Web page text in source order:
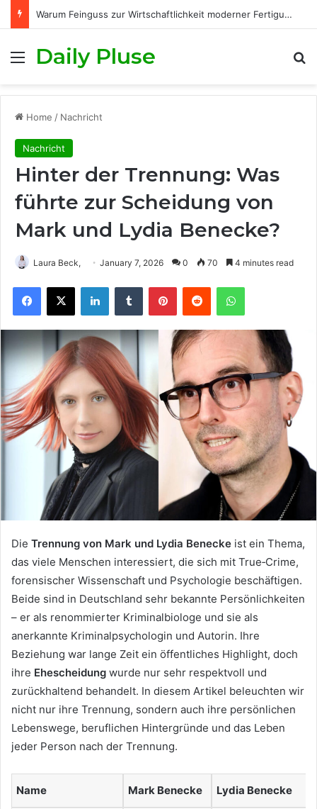
Warum Feinguss zur Wirtschaftlichkeit moderner Fertigungsprozesse beiträgt
Menu
Daily Pluse
Home / Nachricht
Nachricht
Hinter der Trennung: Was
führte zur Scheidung von
Mark und Lydia Benecke?
Laura Beck, January 7, 2026 0 70 4 minutes read
Die Trennung von Mark und Lydia Benecke ist ein Thema,
das viele Menschen interessiert, die sich mit True‑Crime,
forensischer Wissenschaft und Psychologie beschäftigen.
Beide sind in Deutschland sehr bekannte Persönlichkeiten
– er als renommierter Kriminalbiologe und sie als
anerkannte Kriminalpsychologin und Autorin. Ihre
Beziehung war lange Zeit ein öffentliches Highlight, doch
ihre Ehescheidung wurde nur sehr respektvoll und
zurückhaltend behandelt. In diesem Artikel beleuchten wir
nicht nur ihre Trennung, sondern auch ihre persönlichen
Lebenswege, beruflichen Hintergründe und das Leben
jeder Person nach der Trennung.
Name Mark Benecke Lydia Benecke